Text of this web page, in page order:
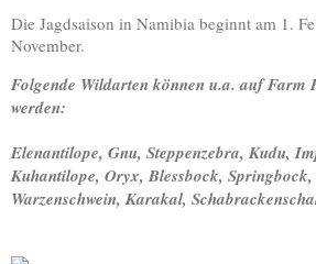
Die Jagdsaison in Namibia beginnt am 1.
November.
Folgende Wildarten können u.a. auf Farm
werden:
Elenantilope, Gnu, Steppenzebra, Kudu,
Kuhantilope, Oryx, Blessbock,
Warzenschwein, Karakal,